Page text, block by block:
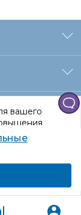
вашего
даете
данных